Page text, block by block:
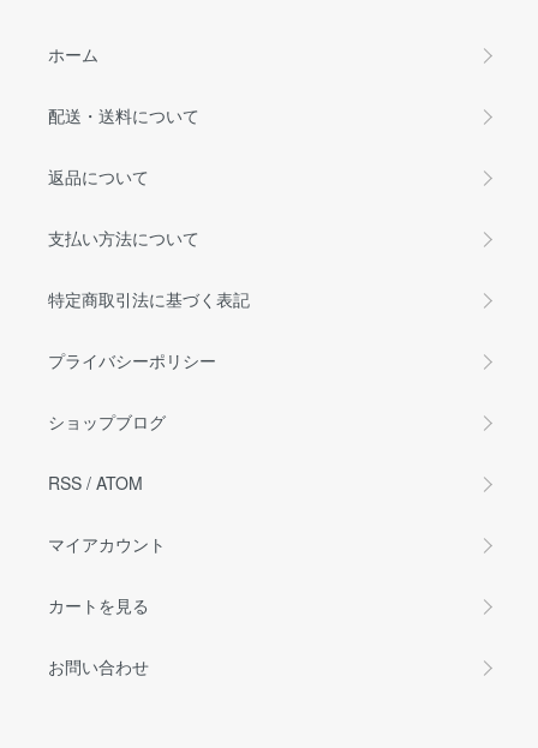
ホーム
配送・送料について
返品について
支払い方法について
特定商取引法に基づく表記
プライバシーポリシー
ショップブログ
RSS / ATOM
マイアカウント
カートを見る
お問い合わせ